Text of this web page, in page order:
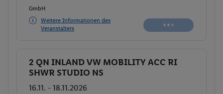
GmbH
Weitere Informationen des
Veranstalters
Buchen
2 QN INLAND VW MOBILITY ACC RI
SHWR STUDIO NS
16.11. - 18.11.2026